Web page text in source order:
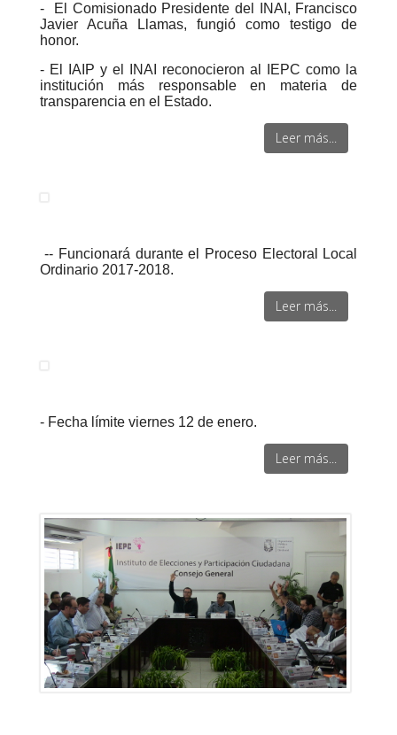
-
El Comisionado Presidente del INAI, Francisco
Javier Acuña Llamas, fungió como testigo de
honor.
- El IAIP y el INAI reconocieron al IEPC como la
institución más responsable en materia de
transparencia en el Estado.
Leer más...
-- Funcionará durante el Proceso Electoral Local
Ordinario 2017-2018.
Leer más...
- Fecha límite viernes 12 de enero.
Leer más...